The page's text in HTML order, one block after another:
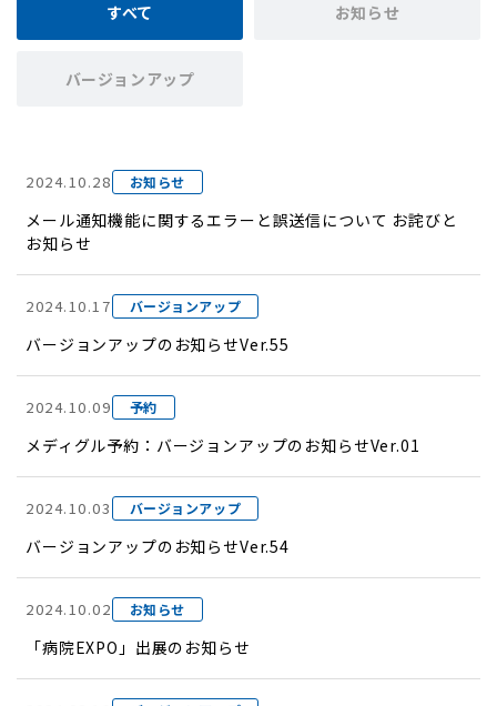
すべて お知らせ
バージョンアップ
2024.10.28 お知らせ
メール通知機能に関するエラーと誤送信について お詫びと
お知らせ
2024.10.17 バージョンアップ
バージョンアップのお知らせVer.55
2024.10.09 予約
メディグル予約：バージョンアップのお知らせVer.01
2024.10.03 バージョンアップ
バージョンアップのお知らせVer.54
2024.10.02 お知らせ
「病院EXPO」出展のお知らせ